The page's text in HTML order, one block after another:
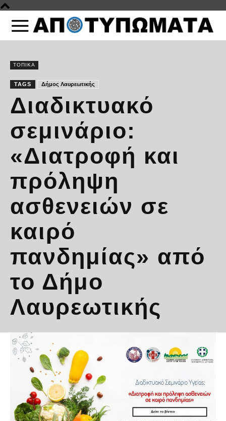
ΤΟΠΙΚΑ
TAGS Δήμος Λαυρεωτικής
Διαδικτυακό
σεμινάριο:
«Διατροφή και
πρόληψη
ασθενειών σε
καιρό
πανδημίας» από
το Δήμο
Λαυρεωτικής